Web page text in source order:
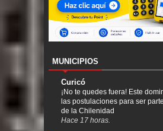
MUNICIPIOS
Curicó
¡No te quedes fuera! Este
las postulaciones para ser
de la Chilenidad
Hace 17 horas.